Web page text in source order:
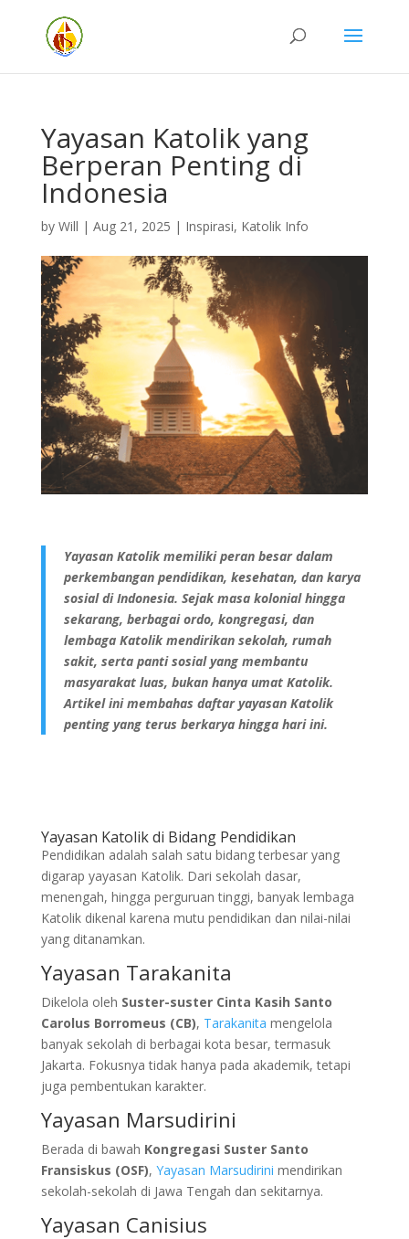
Yayasan Katolik yang
Berperan Penting di
Indonesia
by Will | Aug 21, 2025 | Inspirasi, Katolik Info
Yayasan Katolik memiliki peran besar dalam
perkembangan pendidikan, kesehatan, dan karya
sosial di Indonesia. Sejak masa kolonial hingga
sekarang, berbagai ordo, kongregasi, dan
lembaga Katolik mendirikan sekolah, rumah
sakit, serta panti sosial yang membantu
masyarakat luas, bukan hanya umat Katolik.
Artikel ini membahas daftar yayasan Katolik
penting yang terus berkarya hingga hari ini.
Yayasan Katolik di Bidang Pendidikan
Pendidikan adalah salah satu bidang terbesar yang
digarap yayasan Katolik. Dari sekolah dasar,
menengah, hingga perguruan tinggi, banyak lembaga
Katolik dikenal karena mutu pendidikan dan nilai-nilai
yang ditanamkan.
Yayasan Tarakanita
Dikelola oleh Suster-suster Cinta Kasih Santo
Carolus Borromeus (CB), Tarakanita mengelola
banyak sekolah di berbagai kota besar, termasuk
Jakarta. Fokusnya tidak hanya pada akademik, tetapi
juga pembentukan karakter.
Yayasan Marsudirini
Berada di bawah Kongregasi Suster Santo
Fransiskus (OSF), Yayasan Marsudirini mendirikan
sekolah-sekolah di Jawa Tengah dan sekitarnya.
Yayasan Canisius